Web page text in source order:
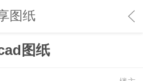
图纸
图纸